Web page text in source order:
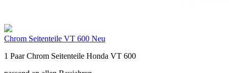
Chrom Seitenteile VT 600 Neu
1 Paar Chrom Seitenteile Honda VT 600